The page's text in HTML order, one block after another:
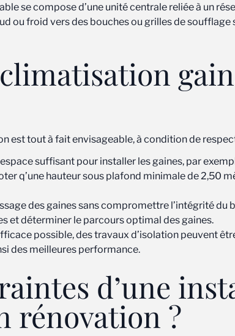
se compose d’une unité centrale reliée à un
ou froid vers des bouches ou grilles de
est tout à fait envisageable, à condition de
suffisant pour installer les gaines, par
q’une hauteur sous plafond minimale de 2,50
des gaines sans compromettre l’intégrité du
et déterminer le parcours optimal des gaines.
possible, des travaux d’isolation peuvent
des meilleures performance.
d’une
rénovation ?